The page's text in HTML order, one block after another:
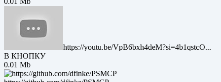
https://youtu.be/VpB6bxh4deM?si=4b1qstcO...
В КНОПКУ
0.01 Mb